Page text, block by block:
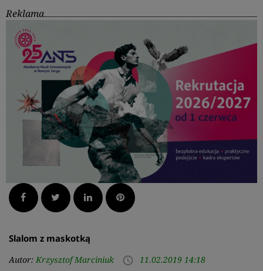
Reklama
Facebook Twitter LinkedInPinterest
Slalom z maskotką
Autor: Krzysztof Marciniuk access_time 11.02.2019 14:18